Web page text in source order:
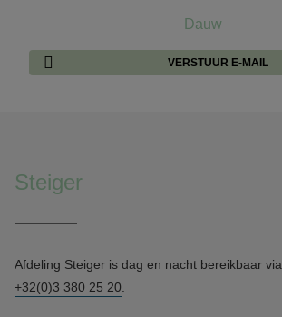
Dauw
VERSTUUR E-MAIL
Steiger
Afdeling Steiger is dag en nacht bereikbaar via
+32(0)3 380 25 20